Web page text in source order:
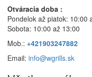
Otváracia doba :
Pondelok až piatok: 10:00
Sobota: 10:00 až 13:00
Mob.: +421903247882
Email: info@wgrills.sk